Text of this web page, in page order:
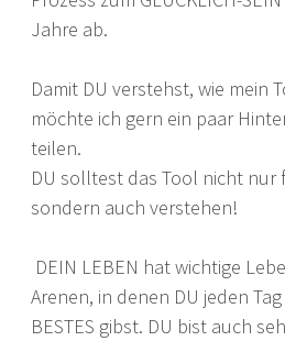
Jahre ab.
Damit DU verstehst, wie mein
möchte ich gern ein paar
teilen.
DU solltest das Tool nicht nur
sondern auch verstehen!
DEIN LEBEN hat wichtige
Arenen, in denen DU jeden
BESTES gibst. DU bist auch